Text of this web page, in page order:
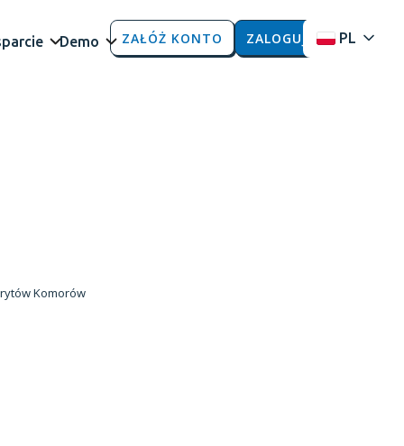
Demo ZAŁÓŻ KONTO ZALOGUJ PL